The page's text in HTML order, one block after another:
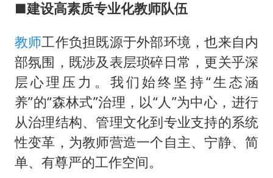
商场现钱学森巨幅海报 负责人回应
36岁男演员成景区NPC后人气爆棚
全民健身事业高质量发展
台当局重金为“台独”织“皇帝新衣”
几元成本的AI广告导致千万市值蒸发
老挝国会主席赛宋蓬逝世
■建设高素质专业化教师队伍
教师工作负担既源于外部环境，也来自内
部氛围，既涉及表层琐碎日常，更关乎深
层心理压力。我们始终坚持“生态涵
养”的“森林式”治理，以“人”为中心，进行
从治理结构、管理文化到专业支持的系统
性变革，为教师营造一个自主、宁静、简
单、有尊严的工作空间。